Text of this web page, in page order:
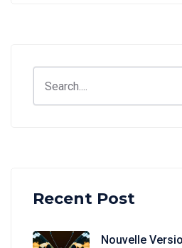
Recent Post
Nouvelle